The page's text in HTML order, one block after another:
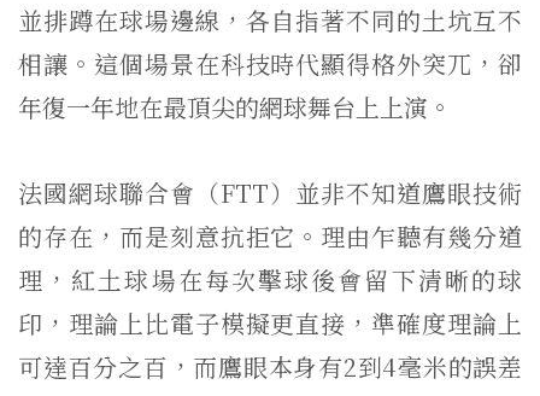
並排蹲在球場邊線，各自指著不同的土坑互不
相讓。這個場景在科技時代顯得格外突兀，卻
年復一年地在最頂尖的網球舞台上上演。
法國網球聯合會（FTT）並非不知道鷹眼技術
的存在，而是刻意抗拒它。理由乍聽有幾分道
理，紅土球場在每次擊球後會留下清晰的球
印，理論上比電子模擬更直接，準確度理論上
可達百分之百，而鷹眼本身有2到4毫米的誤差